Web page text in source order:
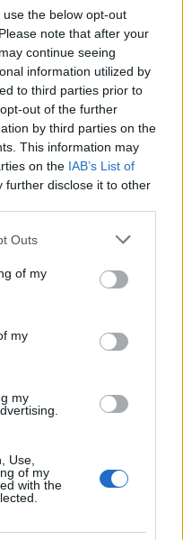
the below opt-out
note that after your
continue seeing
information utilized by
to third parties prior to
out of the further
by third parties on the
This information may
on the IAB’s List of
further disclose it to other
Outs
of my
my
my
Use,
of my
with the
στις εμπειρίες που
Κρήτη έχασε
το οποίο υπάρχει
λειτουργίας του
Εφημερίδα της
ουκρανικό λιμάνι